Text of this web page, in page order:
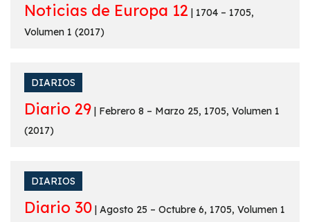
Noticias de Europa 12 | 1704 – 1705,
Volumen 1 (2017)
DIARIOS
Diario 29 | Febrero 8 – Marzo 25, 1705, Volumen 1
(2017)
DIARIOS
Diario 30 | Agosto 25 – Octubre 6, 1705, Volumen 1